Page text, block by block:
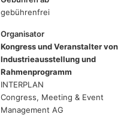
gebührenfrei
Organisator
Kongress und Veranstalter von
Industrieausstellung und
Rahmenprogramm
INTERPLAN
Congress, Meeting & Event
Management AG